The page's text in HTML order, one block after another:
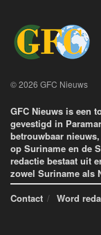
© 2026 GFC Nieuws
GFC Nieuws is een
gevestigd in
betrouwbaar
op Suriname en de
redactie bestaat uit
zowel Suriname als
Contact
Word